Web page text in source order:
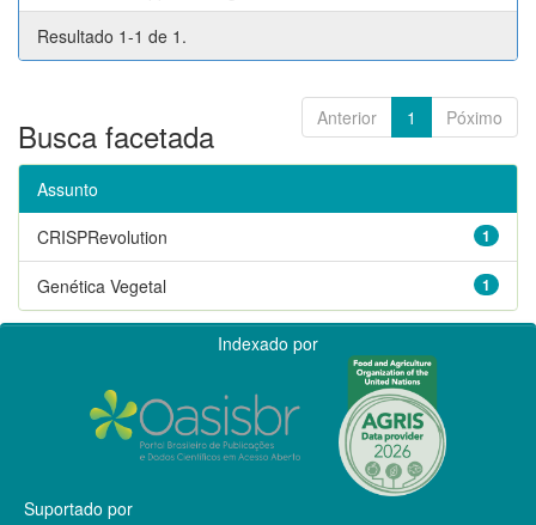
Resultado 1-1 de 1.
Anterior 1 Póximo
Busca facetada
Assunto
1
CRISPRevolution
1
Genética Vegetal
Indexado por
Suportado por